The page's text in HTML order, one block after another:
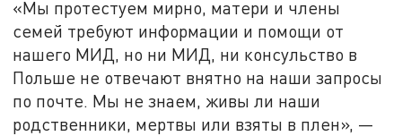
«Мы протестуем мирно, матери и члены
семей требуют информации и помощи от
нашего МИД, но ни МИД, ни консульство в
Польше не отвечают внятно на наши запросы
по почте. Мы не знаем, живы ли наши
родственники, мертвы или взяты в плен», —